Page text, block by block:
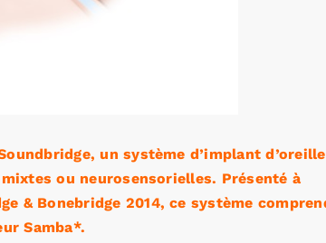
un système d’implant d’oreille
ou neurosensorielles. Présenté à
& Bonebridge 2014, ce système
Samba*.